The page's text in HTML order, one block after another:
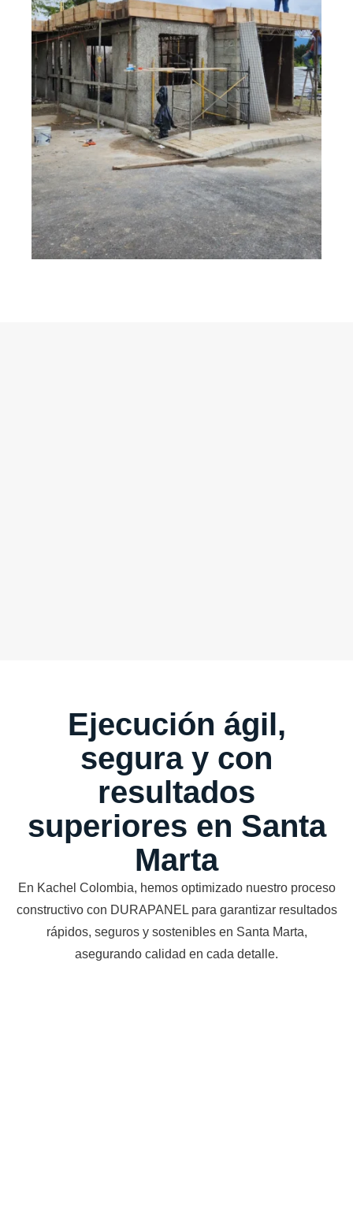
Ejecución ágil,
segura y con
resultados
superiores en Santa
Marta
En Kachel Colombia, hemos optimizado nuestro proceso
constructivo con DURAPANEL para garantizar resultados
rápidos, seguros y sostenibles en Santa Marta,
asegurando calidad en cada detalle.